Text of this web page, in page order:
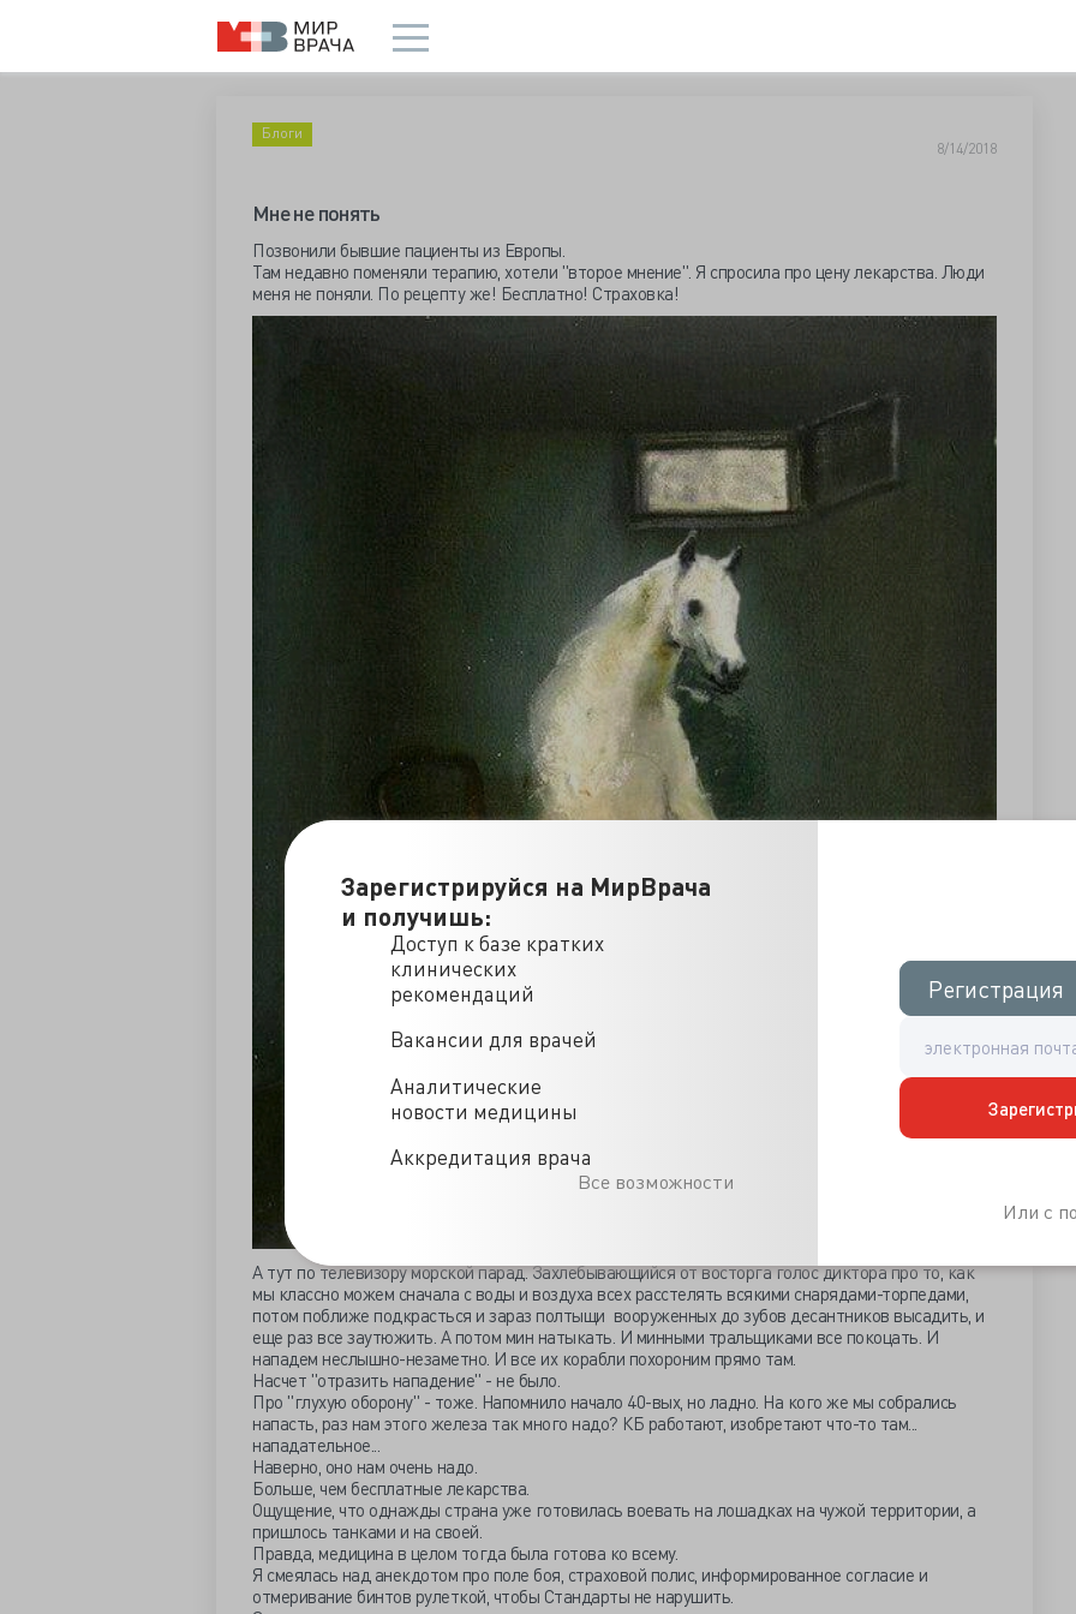
Зарегистрируйся на МирВрача
и получишь:
Доступ к базе кратких
клинических
рекомендаций
Вакансии для врачей
Аналитические
новости медицины
Аккредитация врача
Все возможности
Регистрация
Регистрация
Или с
Блоги
8/14/2018
Мне не понять
Позвонили бывшие пациенты из Европы.
Там недавно поменяли терапию, хотели "второе мнение". Я спросила про цену лекарства. Люди
меня не поняли. По рецепту же! Бесплатно! Страховка!
А тут по телевизору морской парад. Захлебывающийся от восторга голос диктора про то, как
мы классно можем сначала с воды и воздуха всех расстелять всякими снарядами-торпедами,
потом поближе подкрасться и зараз полтыщи вооруженных до зубов десантников высадить, и
еще раз все заутюжить. А потом мин натыкать. И минными тральщиками все покоцать. И
нападем неслышно-незаметно. И все их корабли похороним прямо там.
Насчет "отразить нападение" - не было.
Про "глухую оборону" - тоже. Напомнило начало 40-вых, но ладно. На кого же мы собрались
напасть, раз нам этого железа так много надо? КБ работают, изобретают что-то там...
нападательное...
Наверно, оно нам очень надо.
Больше, чем бесплатные лекарства.
Ощущение, что однажды страна уже готовилась воевать на лошадках на чужой территории, а
пришлось танками и на своей.
Правда, медицина в целом тогда была готова ко всему.
Я смеялась над анекдотом про поле боя, страховой полис, информированное согласие и
отмеривание бинтов рулеткой, чтобы Стандарты не нарушить.